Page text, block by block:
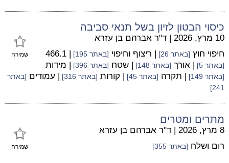
כיסוי הבטון לזיון בשל תנאי סביבה
שמירה
10 מרץ, 2026 | ד"ר אברהם בן עזרא
חיפוי חוץ [באתר 26] | ריצוף וחיפוי [באתר 195] | 466.1
[באתר 5] | אורך [באתר 148] | שטח [באתר 396] | מידות
[באתר 149] | תקרה [באתר 45] | קורות [באתר 316] | עמודים [באתר
241]
מתרים ומטרים
שמירה
8 מרץ, 2026 | ד"ר אברהם בן עזרא
רום ושלח [באתר 355]